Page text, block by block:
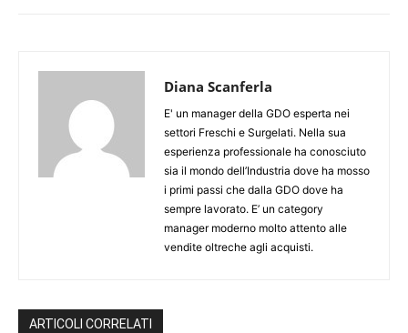
Diana Scanferla
E' un manager della GDO esperta nei
settori Freschi e Surgelati. Nella sua
esperienza professionale ha conosciuto
sia il mondo dell’Industria dove ha mosso
i primi passi che dalla GDO dove ha
sempre lavorato. E’ un category
manager moderno molto attento alle
vendite oltreche agli acquisti.
ARTICOLI CORRELATI